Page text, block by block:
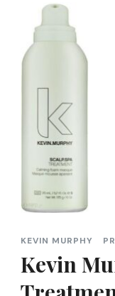
KEVIN MURPHY
Kevin